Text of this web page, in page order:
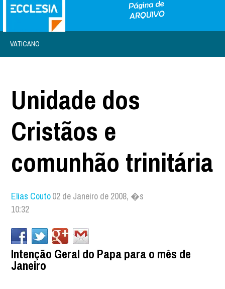
VATICANO
Unidade dos
Cristãos e
comunhão trinitária
Elias Couto02 de Janeiro de 2008, �s
10:32
Intenção Geral do Papa para o mês de
Janeiro